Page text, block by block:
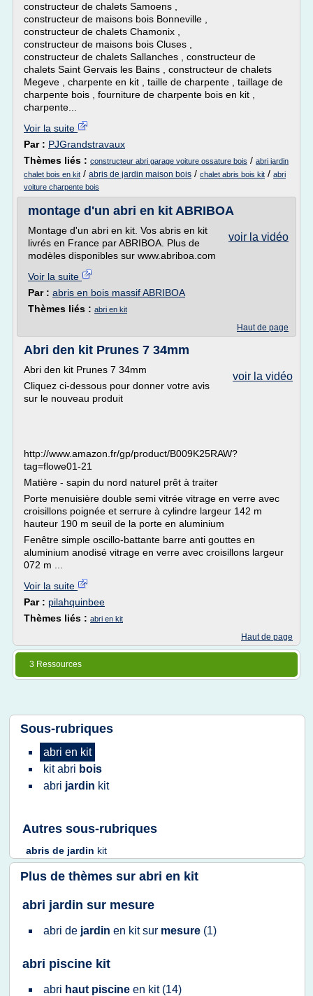
constructeur de chalets Samoens ,
constructeur de maisons bois Bonneville ,
constructeur de chalets Chamonix ,
constructeur de maisons bois Cluses ,
constructeur de chalets Sallanches , constructeur de
chalets Saint Gervais les Bains , constructeur de chalets
Megeve , charpente en kit , taille de charpente , taillage de
charpente bois , fourniture de charpente bois en kit ,
charpente...
Voir la suite
Par : PJGrandstravaux
Thèmes liés : constructeur abri garage voiture ossature bois / abri jardin
chalet bois en kit / abris de jardin maison bois / chalet abris bois kit / abri
voiture charpente bois
montage d'un abri en kit ABRIBOA
voir la vidéo
Montage d'un abri en kit. Vos abris en kit
livrés en France par ABRIBOA. Plus de
modèles disponibles sur www.abriboa.com
Voir la suite
Par : abris en bois massif ABRIBOA
Thèmes liés : abri en kit
Haut de page
Abri den kit Prunes 7 34mm
voir la vidéo
Abri den kit Prunes 7 34mm
Cliquez ci-dessous pour donner votre avis
sur le nouveau produit
http://www.amazon.fr/gp/product/B009K25RAW?
tag=flowe01-21
Matière - sapin du nord naturel prêt à traiter
Porte menuisière double semi vitrée vitrage en verre avec
croisillons poignée et serrure à cylindre largeur 142 m
hauteur 190 m seuil de la porte en aluminium
Fenêtre simple oscillo-battante barre anti gouttes en
aluminium anodisé vitrage en verre avec croisillons largeur
072 m ...
Voir la suite
Par : pilahquinbee
Thèmes liés : abri en kit
Haut de page
3 Ressources
Sous-rubriques
abri en kit
kit abri bois
abri jardin kit
Autres sous-rubriques
abris de jardin kit
Plus de thèmes sur abri en kit
abri jardin sur mesure
abri de jardin en kitsur mesure (1)
abri piscine kit
abri haut piscine en kit (14)